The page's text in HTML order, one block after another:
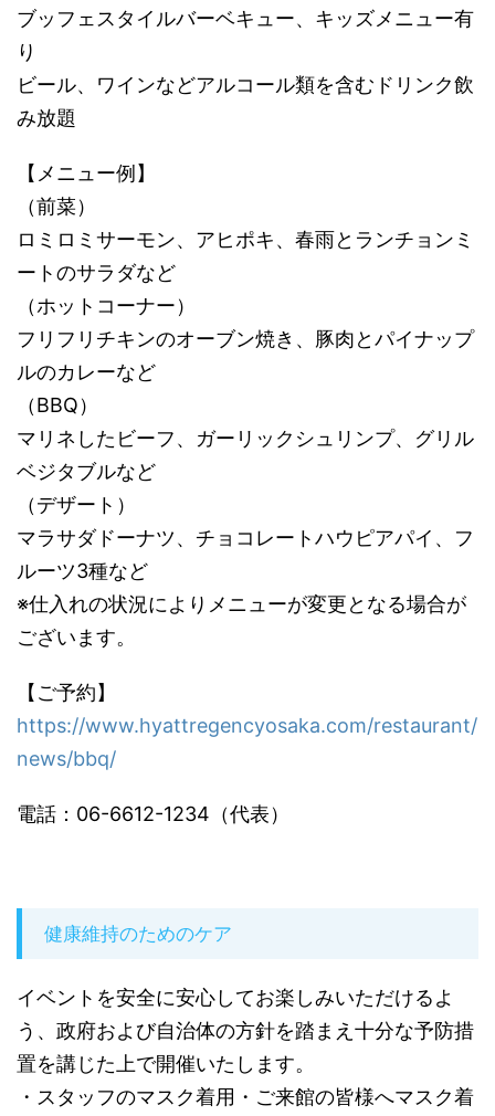
ブッフェスタイルバーベキュー、キッズメニュー有
り
ビール、ワインなどアルコール類を含むドリンク飲
み放題
【メニュー例】
（前菜）
ロミロミサーモン、アヒポキ、春雨とランチョンミ
ートのサラダなど
（ホットコーナー）
フリフリチキンのオーブン焼き、豚肉とパイナップ
ルのカレーなど
（BBQ）
マリネしたビーフ、ガーリックシュリンプ、グリル
ベジタブルなど
（デザート）
マラサダドーナツ、チョコレートハウピアパイ、フ
ルーツ3種など
※仕入れの状況によりメニューが変更となる場合が
ございます。
【ご予約】
https://www.hyattregencyosaka.com/restaurant/
news/bbq/
電話：06-6612-1234（代表）
健康維持のためのケア
イベントを安全に安心してお楽しみいただけるよ
う、政府および自治体の方針を踏まえ十分な予防措
置を講じた上で開催いたします。
・スタッフのマスク着用・ご来館の皆様へマスク着